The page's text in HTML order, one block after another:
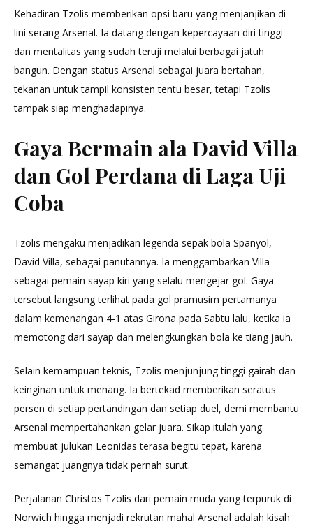
Kehadiran Tzolis memberikan opsi baru yang menjanjikan di
lini serang Arsenal. Ia datang dengan kepercayaan diri tinggi
dan mentalitas yang sudah teruji melalui berbagai jatuh
bangun. Dengan status Arsenal sebagai juara bertahan,
tekanan untuk tampil konsisten tentu besar, tetapi Tzolis
tampak siap menghadapinya.
Gaya Bermain ala David Villa
dan Gol Perdana di Laga Uji
Coba
Tzolis mengaku menjadikan legenda sepak bola Spanyol,
David Villa, sebagai panutannya. Ia menggambarkan Villa
sebagai pemain sayap kiri yang selalu mengejar gol. Gaya
tersebut langsung terlihat pada gol pramusim pertamanya
dalam kemenangan 4-1 atas Girona pada Sabtu lalu, ketika ia
memotong dari sayap dan melengkungkan bola ke tiang jauh.
Selain kemampuan teknis, Tzolis menjunjung tinggi gairah dan
keinginan untuk menang. Ia bertekad memberikan seratus
persen di setiap pertandingan dan setiap duel, demi membantu
Arsenal mempertahankan gelar juara. Sikap itulah yang
membuat julukan Leonidas terasa begitu tepat, karena
semangat juangnya tidak pernah surut.
Perjalanan Christos Tzolis dari pemain muda yang terpuruk di
Norwich hingga menjadi rekrutan mahal Arsenal adalah kisah